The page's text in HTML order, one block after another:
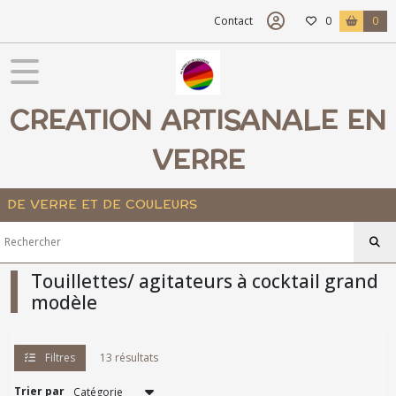
Contact 0 0
CREATION ARTISANALE EN
VERRE
DE VERRE ET DE COULEURS
Touillettes/ agitateurs à cocktail grand
modèle
Filtres 13 résultats
Trier par
FILTRES
Tous
les
Agitateurs
Touillettes/
agitateurs
cocktail
grand
(13)